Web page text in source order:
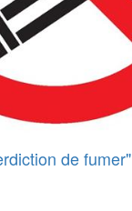
de fumer"